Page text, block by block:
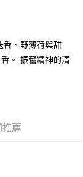
轉到大哥付的交易
，確認付款後即完
頁面所載為準。
，訂單將自動取
香、野薄荷與甜
。 振奮精神的清
推薦